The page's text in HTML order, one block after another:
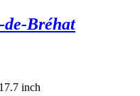
Bréhat
inch